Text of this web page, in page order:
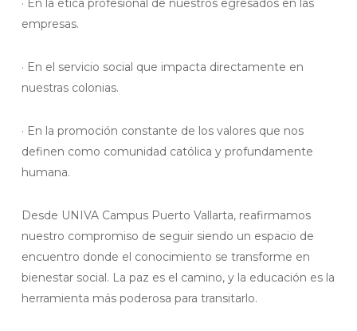
· En la ética profesional de nuestros egresados en las
empresas.
· En el servicio social que impacta directamente en
nuestras colonias.
· En la promoción constante de los valores que nos
definen como comunidad católica y profundamente
humana.
Desde UNIVA Campus Puerto Vallarta, reafirmamos
nuestro compromiso de seguir siendo un espacio de
encuentro donde el conocimiento se transforme en
bienestar social. La paz es el camino, y la educación es la
herramienta más poderosa para transitarlo.